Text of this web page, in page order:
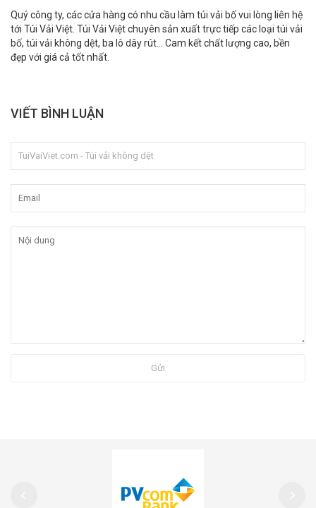
Quý công ty, các cửa hàng có nhu cầu làm túi vải bố vui lòng liên hệ
tới Túi Vải Việt. Túi Vải Việt chuyên sản xuất trực tiếp các loại túi vải
bố, túi vải không dệt, ba lô dây rút... Cam kết chất lượng cao, bền
đẹp với giá cả tốt nhất.
VIẾT BÌNH LUẬN
Gửi